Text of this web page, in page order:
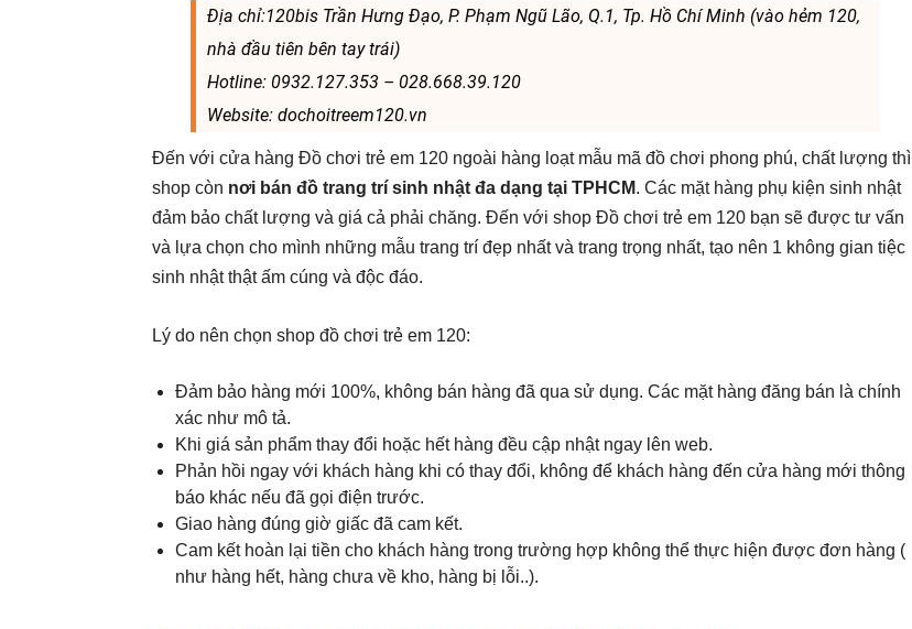
Địa chỉ:120bis Trần Hưng Đạo, P. Phạm Ngũ Lão, Q.1, Tp. Hồ Chí Minh (vào hẻm 120,
nhà đầu tiên bên tay trái)
Hotline: 0932.127.353 – 028.668.39.120
Website: dochoitreem120.vn
Đến với cửa hàng Đồ chơi trẻ em 120 ngoài hàng loạt mẫu mã đồ chơi phong phú, chất lượng thì
shop còn nơi bán đồ trang trí sinh nhật đa dạng tại TPHCM. Các mặt hàng phụ kiện sinh nhật
đảm bảo chất lượng và giá cả phải chăng. Đến với shop Đồ chơi trẻ em 120 bạn sẽ được tư vấn
và lựa chọn cho mình những mẫu trang trí đẹp nhất và trang trọng nhất, tạo nên 1 không gian tiệc
sinh nhật thật ấm cúng và độc đáo.
Lý do nên chọn shop đồ chơi trẻ em 120:
Đảm bảo hàng mới 100%, không bán hàng đã qua sử dụng. Các mặt hàng đăng bán là chính
xác như mô tả.
Khi giá sản phẩm thay đổi hoặc hết hàng đều cập nhật ngay lên web.
Phản hồi ngay với khách hàng khi có thay đổi, không để khách hàng đến cửa hàng mới thông
báo khác nếu đã gọi điện trước.
Giao hàng đúng giờ giấc đã cam kết.
Cam kết hoàn lại tiền cho khách hàng trong trường hợp không thể thực hiện được đơn hàng (
như hàng hết, hàng chưa về kho, hàng bị lỗi..).